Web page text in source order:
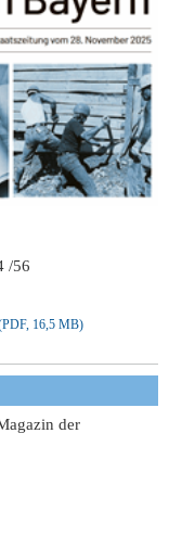
/56
16,5 MB)
der